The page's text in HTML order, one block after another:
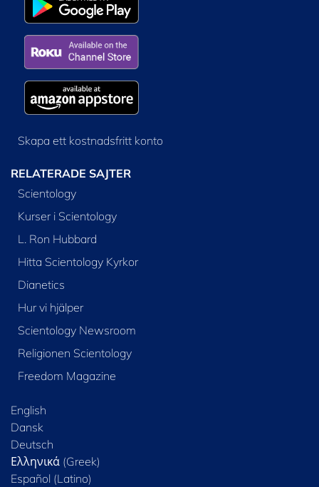
Skapa ett kostnadsfritt konto
RELATERADE SAJTER
Scientology
Kurser i Scientology
L. Ron Hubbard
Hitta Scientology Kyrkor
Dianetics
Hur vi hjälper
Scientology Newsroom
Religionen Scientology
Freedom Magazine
English
Dansk
Deutsch
Ελληνικά (Greek)
Español (Latino)